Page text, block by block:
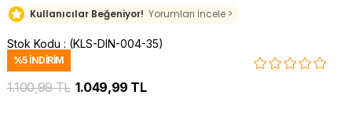
Kullanıcılar Beğeniyor! Yorumları İncele >
Stok Kodu (KLS-DIN-004-35)
%5İNDIRIM
1.100,99 TL 1.049,99 TL